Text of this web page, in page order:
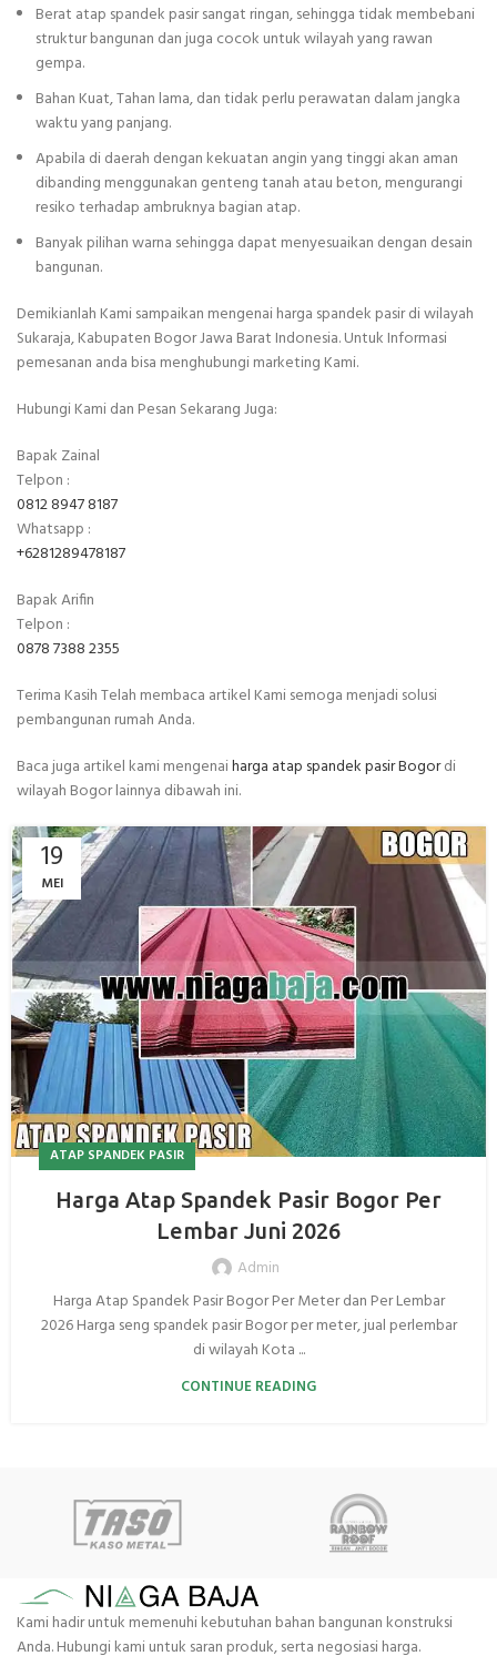
Berat atap spandek pasir sangat ringan, sehingga tidak membebani
struktur bangunan dan juga cocok untuk wilayah yang rawan
gempa.
Bahan Kuat, Tahan lama, dan tidak perlu perawatan dalam jangka
waktu yang panjang.
Apabila di daerah dengan kekuatan angin yang tinggi akan aman
dibanding menggunakan genteng tanah atau beton, mengurangi
resiko terhadap ambruknya bagian atap.
Banyak pilihan warna sehingga dapat menyesuaikan dengan desain
bangunan.
Demikianlah Kami sampaikan mengenai harga spandek pasir di wilayah
Sukaraja, Kabupaten Bogor Jawa Barat Indonesia. Untuk Informasi
pemesanan anda bisa menghubungi marketing Kami.
Hubungi Kami dan Pesan Sekarang Juga:
Bapak Zainal
Telpon :
0812 8947 8187
Whatsapp :
+6281289478187
Bapak Arifin
Telpon :
0878 7388 2355
Terima Kasih Telah membaca artikel Kami semoga menjadi solusi
pembangunan rumah Anda.
Baca juga artikel kami mengenaiharga atap spandek pasir Bogordi
wilayah Bogor lainnya dibawah ini.
19
MEI
ATAP SPANDEK PASIR
Harga Atap Spandek Pasir Bogor Per
Lembar Juni 2026
Admin
Harga Atap Spandek Pasir Bogor Per Meter dan Per Lembar
2026 Harga seng spandek pasir Bogor per meter, jual perlembar
di wilayah Kota ...
CONTINUE READING
Kami hadir untuk memenuhi kebutuhan bahan bangunan konstruksi
Anda. Hubungi kami untuk saran produk, serta negosiasi harga.